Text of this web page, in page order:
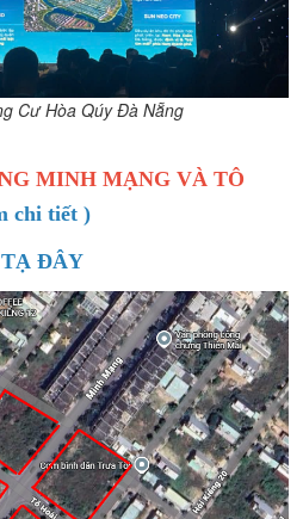
Cư Hòa Qúy Đà Nẵng
MINH MẠNG VÀ TÔ
chi tiết )
ĐÂY